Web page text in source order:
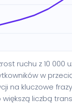
ruchu z 10 000
w
na kluczowe
liczbą